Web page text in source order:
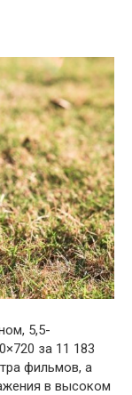
5,5-
за 11 183
фильмов, а
в высоком